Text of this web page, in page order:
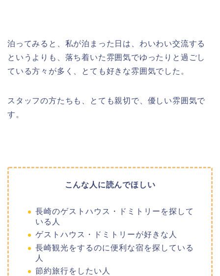
泊ってみると、私が泊まった日は、わいわい交流する
というよりも、落ち着いた雰囲気でゆったりと過ごし
ている方々が多く、とても好きな雰囲気でした。
スタッフの方たちも、とても親切で、優しい雰囲気で
す。
こんな人に読んでほしい
長崎のゲストハウス・ドミトリーを探して
いる人
ゲストハウス・ドミトリーが好きな人
長崎観光をするのに便利な宿を探している
人
節約旅行をしたい人